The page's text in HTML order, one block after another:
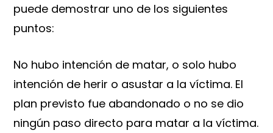
puede demostrar uno de los siguientes
puntos:
No hubo intención de matar, o solo hubo
intención de herir o asustar a la víctima. El
plan previsto fue abandonado o no se dio
ningún paso directo para matar a la víctima.